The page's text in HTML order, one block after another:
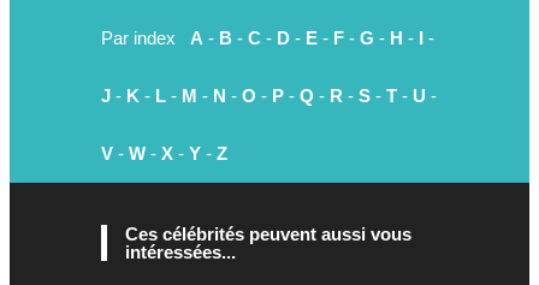
Par index A - B - C - D - E - F - G - H - I -
J - K - L - M - N - O - P - Q - R - S - T - U -
V - W - X - Y - Z
Ces célébrités peuvent aussi vous
intéressées...